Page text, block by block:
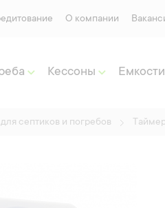
О компании
Кессоны Емкости
септиков и погребов